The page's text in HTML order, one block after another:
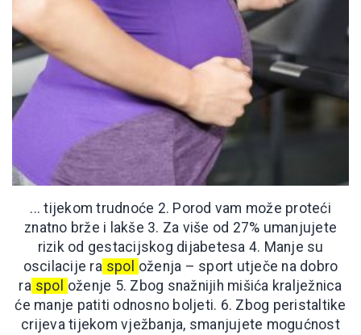
... tijekom trudnoće 2. Porod vam može proteći
znatno brže i lakše 3. Za više od 27% umanjujete
rizik od gestacijskog dijabetesa 4. Manje su
oscilacije ra spol oženja – sport utječe na dobro
ra spol oženje 5. Zbog snažnijih mišića kralježnica
će manje patiti odnosno boljeti. 6. Zbog peristaltike
crijeva tijekom vježbanja, smanjujete mogućnost